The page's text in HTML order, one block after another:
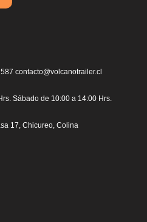
contacto@volcanotrailer.cl
Sábado de 10:00 a 14:00 Hrs.
17, Chicureo, Colina